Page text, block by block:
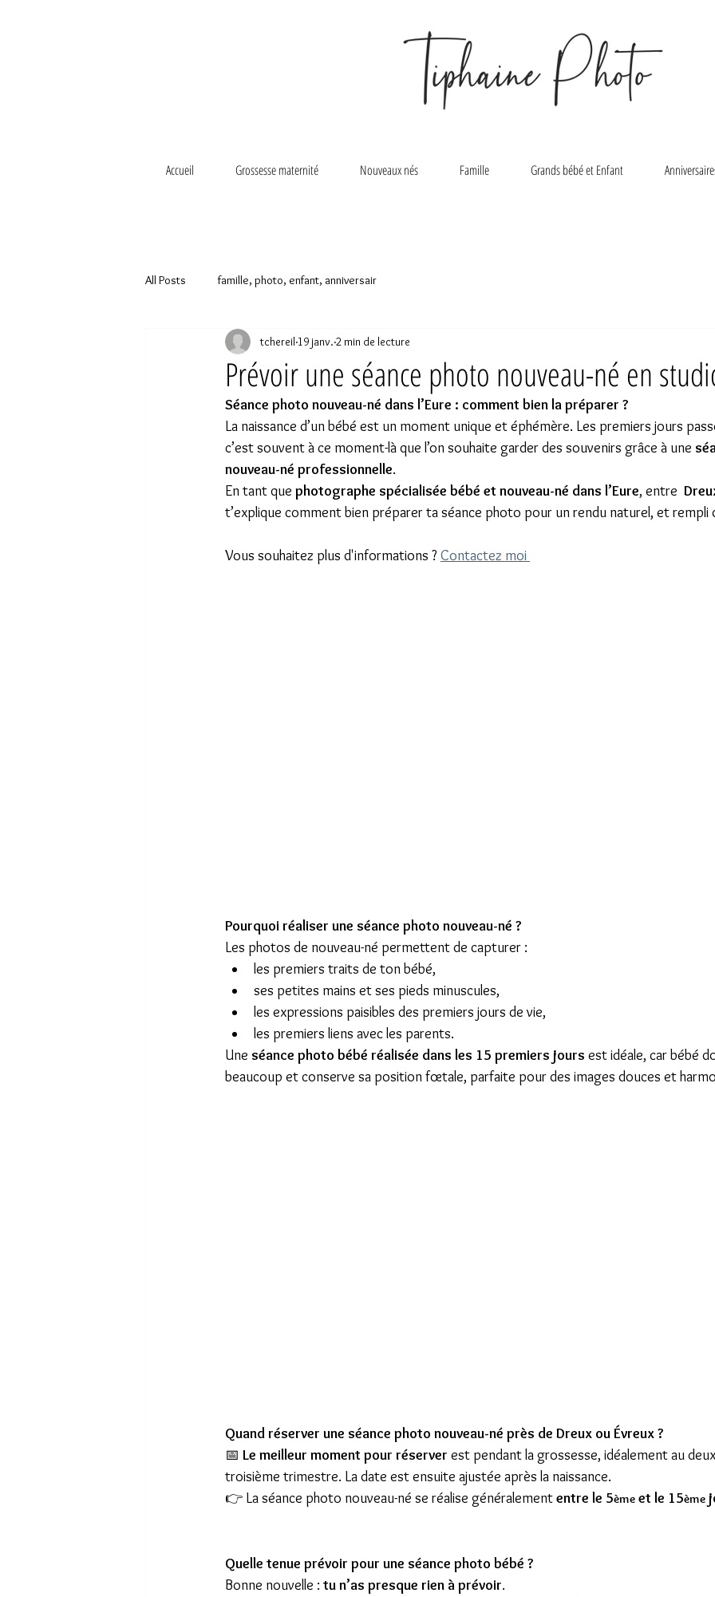
Accueil Grossesse maternité Nouveaux nés Famille Grands bébé et Enfant
All Posts famille, photo, enfant, anniversair
Prévoir une séance photo nouveau-né en
tchereil 19 janv. 2 min de lecture
Séance photo nouveau-né dans l’Eure : comment bien la préparer ?
La naissance d’un bébé est un moment unique et éphémère. Les premiers jours
c’est souvent à ce moment-là que l’on souhaite garder des souvenirs grâce à une
nouveau-né professionnelle.
En tant que photographe spécialisée bébé et nouveau-né dans l’Eure, entre
t’explique comment bien préparer ta séance photo pour un rendu naturel, et rempli
Vous souhaitez plus d'informations ? Contactez moi
Pourquoi réaliser une séance photo nouveau-né ?
Les photos de nouveau-né permettent de capturer :
les premiers traits de ton bébé,
ses petites mains et ses pieds minuscules,
les expressions paisibles des premiers jours de vie,
les premiers liens avec les parents.
Une séance photo bébé réalisée dans les 15 premiers jours est idéale, car bébé
beaucoup et conserve sa position fœtale, parfaite pour des images douces et
Quand réserver une séance photo nouveau-né près de Dreux ou Évreux ?
📅 Le meilleur moment pour réserver est pendant la grossesse, idéalement au
troisième trimestre. La date est ensuite ajustée après la naissance.
👉 La séance photo nouveau-né se réalise généralement entre le 5ème et le 15ème
Quelle tenue prévoir pour une séance photo bébé ?
Bonne nouvelle : tu n’as presque rien à prévoir.